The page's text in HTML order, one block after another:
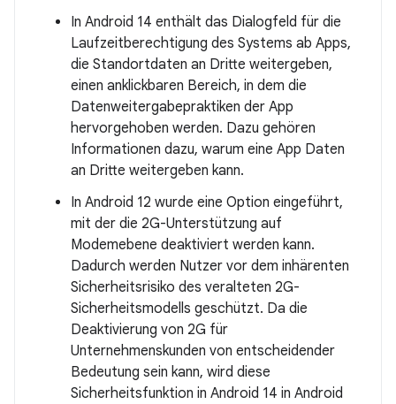
In Android 14 enthält das Dialogfeld für die
Laufzeitberechtigung des Systems ab Apps,
die Standortdaten an Dritte weitergeben,
einen anklickbaren Bereich, in dem die
Datenweitergabepraktiken der App
hervorgehoben werden. Dazu gehören
Informationen dazu, warum eine App Daten
an Dritte weitergeben kann.
In Android 12 wurde eine Option eingeführt,
mit der die 2G-Unterstützung auf
Modemebene deaktiviert werden kann.
Dadurch werden Nutzer vor dem inhärenten
Sicherheitsrisiko des veralteten 2G-
Sicherheitsmodells geschützt. Da die
Deaktivierung von 2G für
Unternehmenskunden von entscheidender
Bedeutung sein kann, wird diese
Sicherheitsfunktion in Android 14 in Android